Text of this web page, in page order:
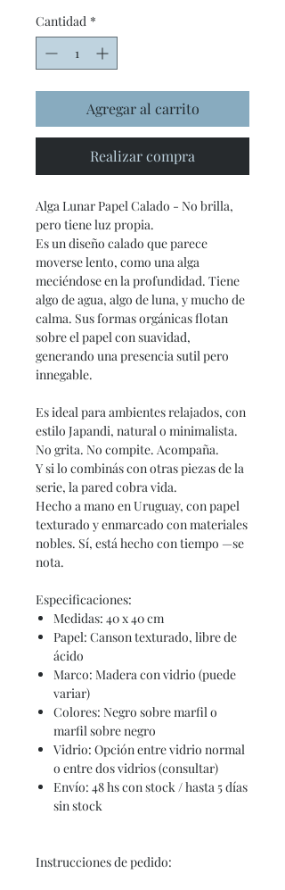
Cantidad *
Agregar al carrito
Realizar compra
Alga Lunar Papel Calado - No brilla,
pero tiene luz propia.
Es un diseño calado que parece
moverse lento, como una alga
meciéndose en la profundidad. Tiene
algo de agua, algo de luna, y mucho de
calma. Sus formas orgánicas flotan
sobre el papel con suavidad,
generando una presencia sutil pero
innegable.
Es ideal para ambientes relajados, con
estilo Japandi, natural o minimalista.
No grita. No compite. Acompaña.
Y si lo combinás con otras piezas de la
serie, la pared cobra vida.
Hecho a mano en Uruguay, con papel
texturado y enmarcado con materiales
nobles. Sí, está hecho con tiempo —se
nota.
Especificaciones:
Medidas: 40 x 40 cm
Papel: Canson texturado, libre de
ácido
Marco: Madera con vidrio (puede
variar)
Colores: Negro sobre marfil o
marfil sobre negro
Vidrio: Opción entre vidrio normal
o entre dos vidrios (consultar)
Envío: 48 hs con stock / hasta 5 días
sin stock
Instrucciones de pedido: